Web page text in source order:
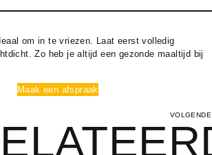
om in te vriezen. Laat eerst volledig
Zo heb je altijd een gezonde maaltijd bij
Maak een afspraak
VOLGENDE